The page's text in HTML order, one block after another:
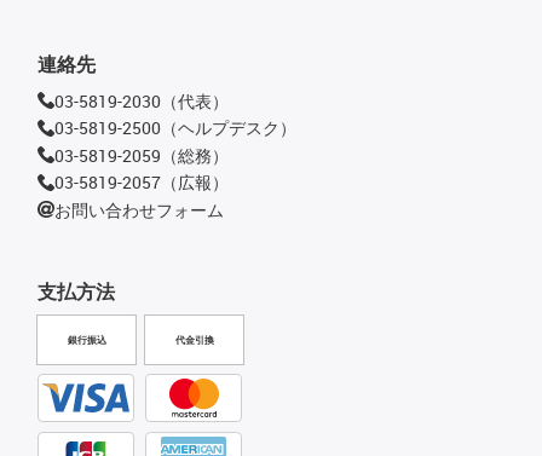
支払方法
銀行振込 代金引換
連絡先
03-5819-2030（代表）
03-5819-2500（ヘルプデスク）
03-5819-2059（総務）
03-5819-2057（広報）
お問い合わせフォーム